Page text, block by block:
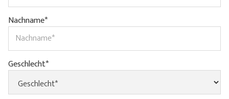
Nachname*
Geschlecht*